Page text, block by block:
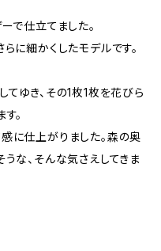
で仕立てました。
細かくしたモデルです。
ゆき、その1枚1枚を花びら
。
に仕上がりました。森の奥
な、そんな気さえしてきま